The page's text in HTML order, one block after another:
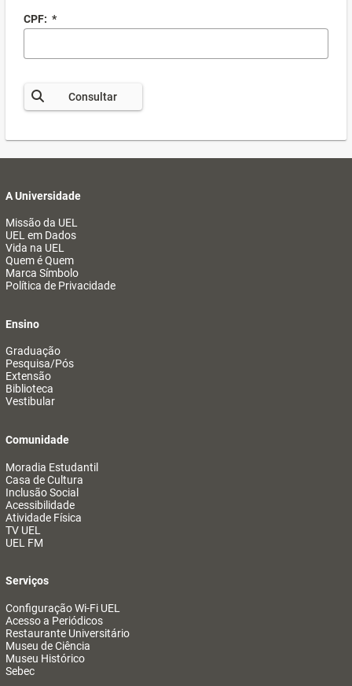
CPF: *
Consultar
A Universidade
Missão da UEL
UEL em Dados
Vida na UEL
Quem é Quem
Marca Símbolo
Política de Privacidade
Ensino
Graduação
Pesquisa/Pós
Extensão
Biblioteca
Vestibular
Comunidade
Moradia Estudantil
Casa de Cultura
Inclusão Social
Acessibilidade
Atividade Física
TV UEL
UEL FM
Serviços
Configuração Wi-Fi UEL
Acesso a Periódicos
Restaurante Universitário
Museu de Ciência
Museu Histórico
Sebec